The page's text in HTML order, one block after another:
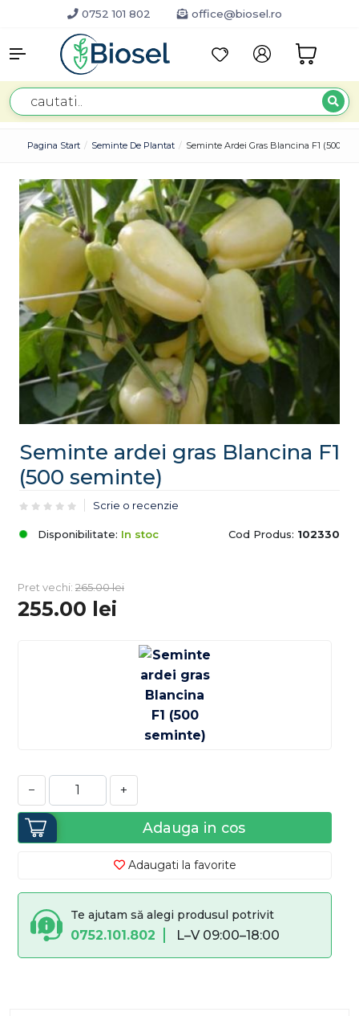
0752 101 802 office@biosel.ro
Pagina Start Seminte De Plantat Seminte Ardei Gras Blancina F1 (500
Seminte ardei gras Blancina F1
(500 seminte)
Scrie o recenzie
Disponibilitate: In stoc Cod Produs: 102330
Pret vechi: 265.00lei
255.00 lei
− +
Adauga in cos
Adaugati la favorite
Te ajutam să alegi produsul potrivit
0752.101.802 L–V 09:00–18:00